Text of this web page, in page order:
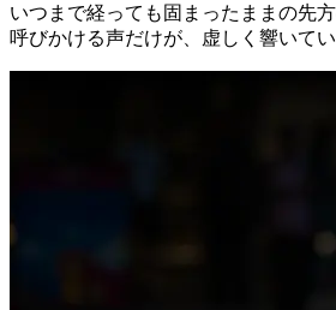
いつまで経っても固まったままの先方
呼びかける声だけが、虚しく響いて